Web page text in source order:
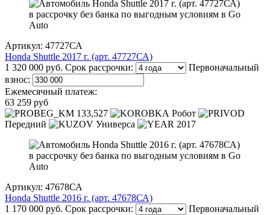
Артикул: 47727СА
Honda Shuttle 2017 г. (арт. 47727СА)
1 320 000 руб. Срок рассрочки:
Первоначальный
взнос:
Ежемесячный платеж:
63 259 руб
133,527
Робот
Передний
Универса 2017
Артикул: 47678СА
Honda Shuttle 2016 г. (арт. 47678СА)
1 170 000 руб. Срок рассрочки:
Первоначальный